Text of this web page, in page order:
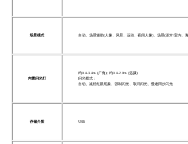
场景模式 自动、场景辅助(人像、风景、运动、夜间人像)、场景(派对/室内、
内置闪光灯
约0.4-3.4m (广角); 约0.4-2.0m (远摄)
闪光模式：
自动、减轻红眼现象、强制闪光、取消闪光、慢速同步闪光
存储介质 USB